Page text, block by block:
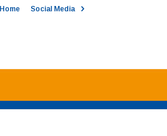
Home Social Media